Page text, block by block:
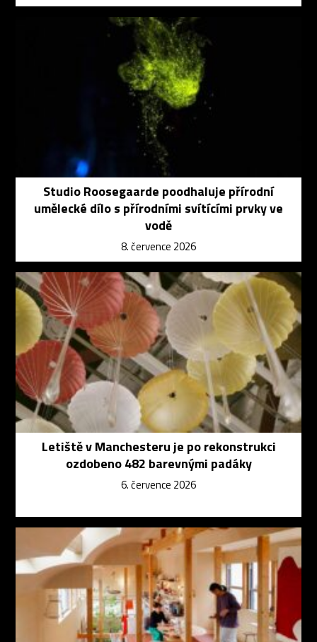
Studio Roosegaarde poodhaluje přírodní
umělecké dílo s přírodními svítícími prvky ve
vodě
8. července 2026
Letiště v Manchesteru je po rekonstrukci
ozdobeno 482 barevnými padáky
6. července 2026